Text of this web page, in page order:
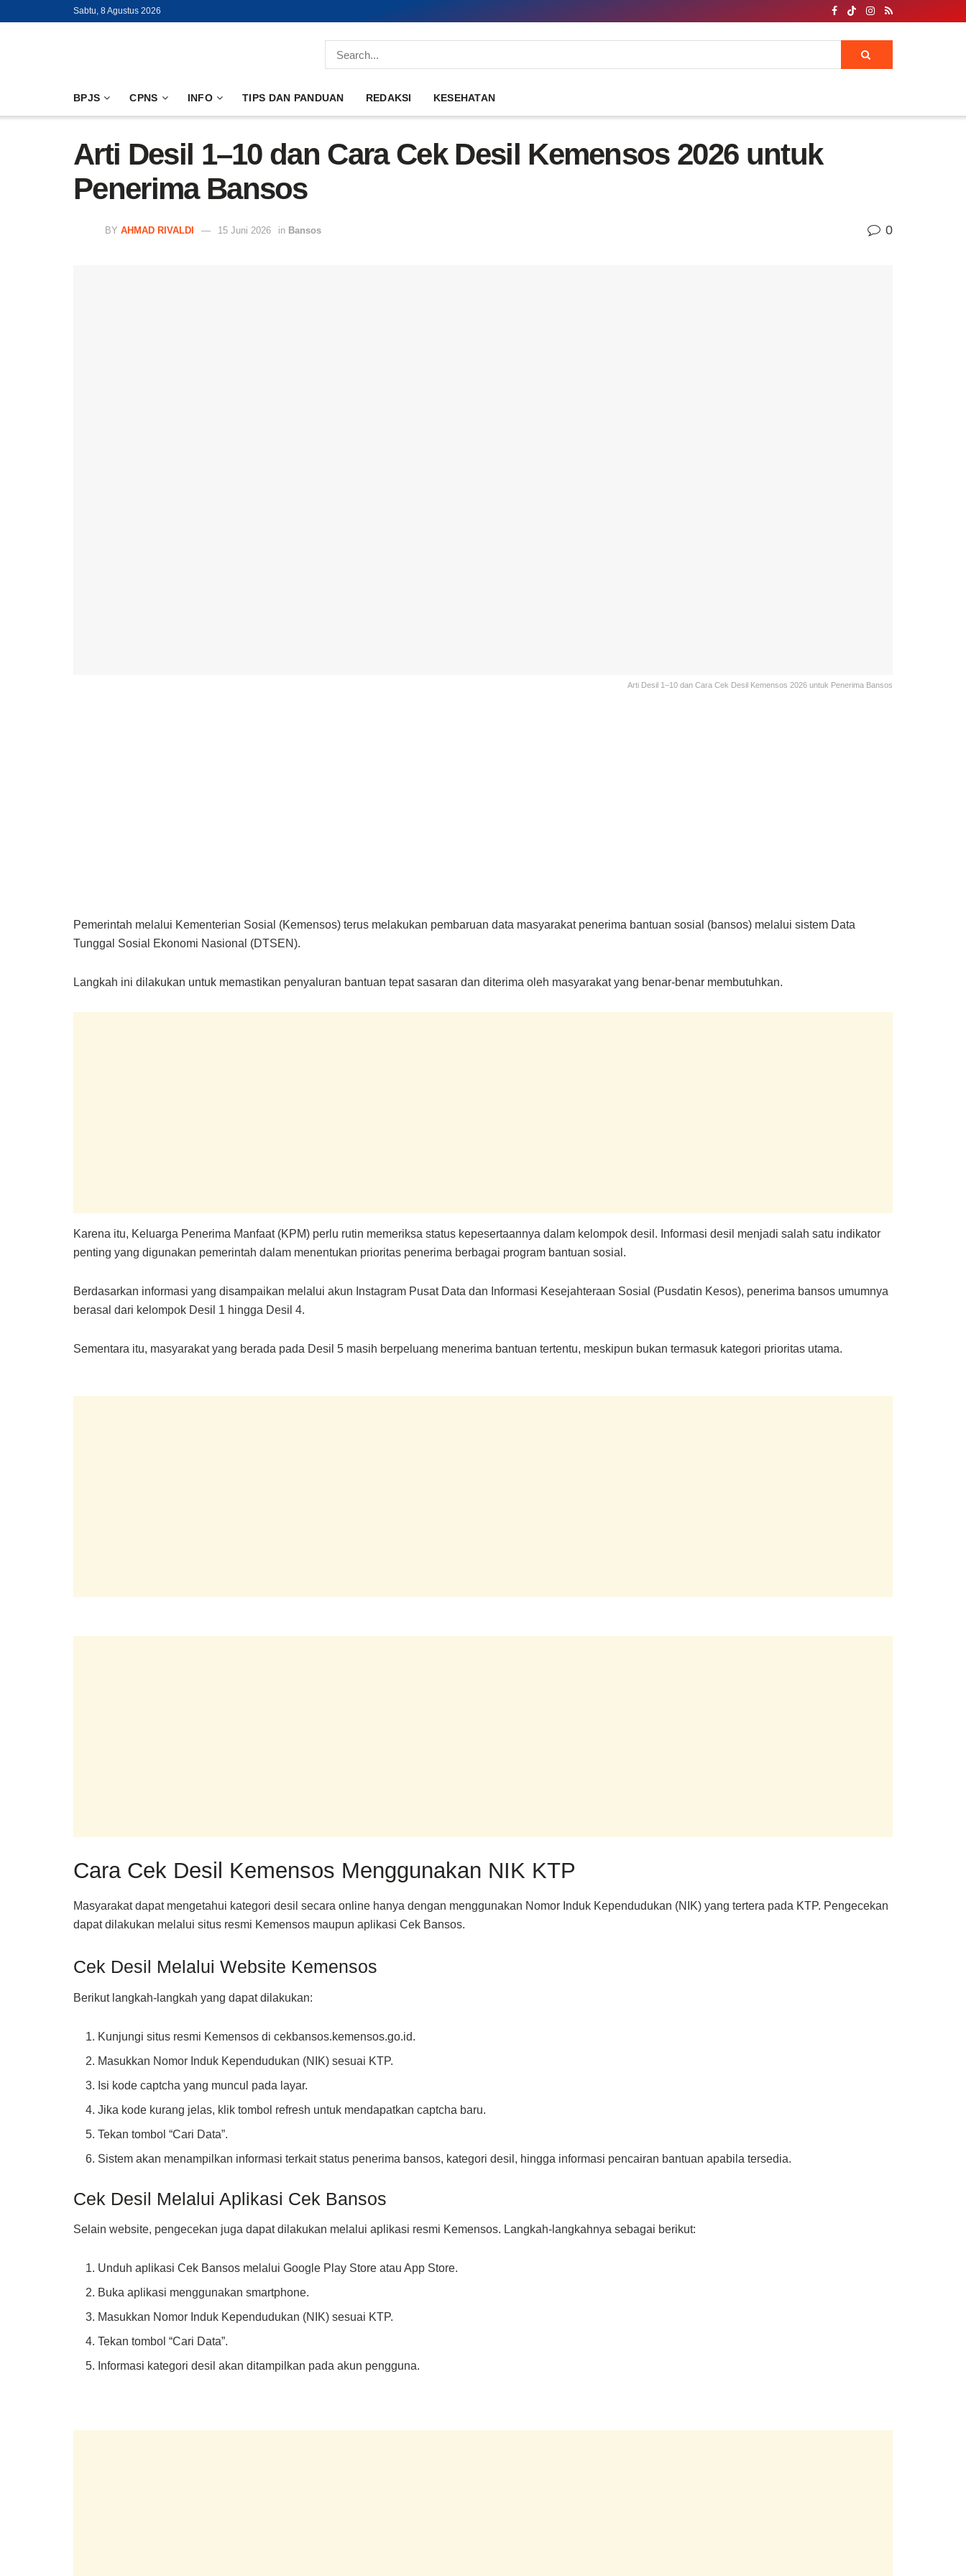
Sabtu, 8 Agustus 2026
BPJS CPNS INFO TIPS DAN PANDUAN REDAKSI KESEHATAN
Arti Desil 1–10 dan Cara Cek Desil Kemensos 2026 untuk
Penerima Bansos
BY AHMAD RIVALDI 15 Juni 2026 in Bansos 0
Arti Desil 1–10 dan Cara Cek Desil Kemensos 2026 untuk Penerima Bansos
Pemerintah melalui Kementerian Sosial (Kemensos) terus melakukan pembaruan data masyarakat penerima bantuan sosial (bansos) melalui sistem Data
Tunggal Sosial Ekonomi Nasional (DTSEN).
Langkah ini dilakukan untuk memastikan penyaluran bantuan tepat sasaran dan diterima oleh masyarakat yang benar-benar membutuhkan.
Karena itu, Keluarga Penerima Manfaat (KPM) perlu rutin memeriksa status kepesertaannya dalam kelompok desil. Informasi desil menjadi salah satu indikator
penting yang digunakan pemerintah dalam menentukan prioritas penerima berbagai program bantuan sosial.
Berdasarkan informasi yang disampaikan melalui akun Instagram Pusat Data dan Informasi Kesejahteraan Sosial (Pusdatin Kesos), penerima bansos umumnya
berasal dari kelompok Desil 1 hingga Desil 4.
Sementara itu, masyarakat yang berada pada Desil 5 masih berpeluang menerima bantuan tertentu, meskipun bukan termasuk kategori prioritas utama.
Cara Cek Desil Kemensos Menggunakan NIK KTP
Masyarakat dapat mengetahui kategori desil secara online hanya dengan menggunakan Nomor Induk Kependudukan (NIK) yang tertera pada KTP. Pengecekan
dapat dilakukan melalui situs resmi Kemensos maupun aplikasi Cek Bansos.
Cek Desil Melalui Website Kemensos
Berikut langkah-langkah yang dapat dilakukan:
Kunjungi situs resmi Kemensos di cekbansos.kemensos.go.id.
Masukkan Nomor Induk Kependudukan (NIK) sesuai KTP.
Isi kode captcha yang muncul pada layar.
Jika kode kurang jelas, klik tombol refresh untuk mendapatkan captcha baru.
Tekan tombol “Cari Data”.
Sistem akan menampilkan informasi terkait status penerima bansos, kategori desil, hingga informasi pencairan bantuan apabila tersedia.
Cek Desil Melalui Aplikasi Cek Bansos
Selain website, pengecekan juga dapat dilakukan melalui aplikasi resmi Kemensos. Langkah-langkahnya sebagai berikut:
Unduh aplikasi Cek Bansos melalui Google Play Store atau App Store.
Buka aplikasi menggunakan smartphone.
Masukkan Nomor Induk Kependudukan (NIK) sesuai KTP.
Tekan tombol “Cari Data”.
Informasi kategori desil akan ditampilkan pada akun pengguna.